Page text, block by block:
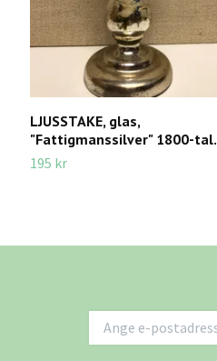
LJUSSTAKE, glas,
"Fattigmanssilver" 1800-tal.
195 kr